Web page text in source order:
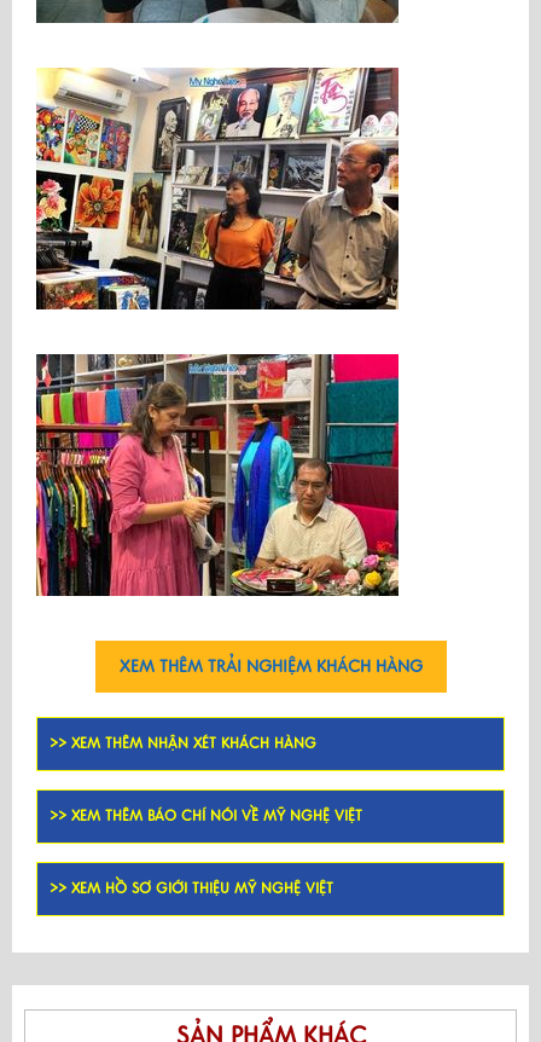
XEM THÊM TRẢI NGHIỆM KHÁCH HÀNG
>> XEM THÊM NHẬN XÉT KHÁCH HÀNG
>> XEM THÊM BÁO CHÍ NÓI VỀ MỸ NGHỆ VIỆT
>> XEM HỒ SƠ GIỚI THIỆU MỸ NGHỆ VIỆT
SẢN PHẨM KHÁC